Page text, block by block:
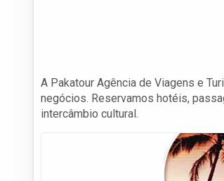
A Pakatour Agência de Viagens e
negócios. Reservamos hotéis,
intercâmbio cultural.